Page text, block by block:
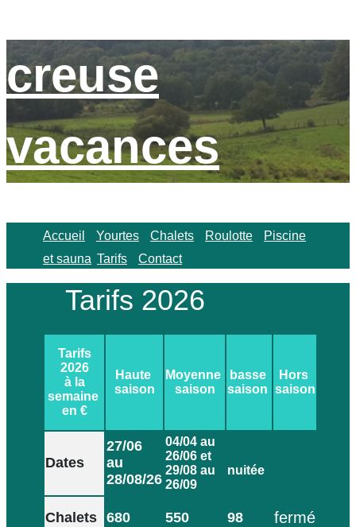
creuse
vacances
Accueil Yourtes Chalets Roulotte
Piscine
et sauna Tarifs Contact
Tarifs 2026
Tarifs
2026
à la
semaine​
en €
Haute
saison
Moyenne
saison
basse
saison
Hors
saison
Dates
27/06
au
28/08/26
04/04 au
26/06 et
29/08 au
26/09
nuitée
Chalets 680 550 98 fermé